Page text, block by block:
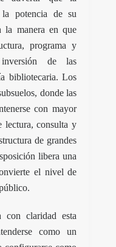
la potencia de su
la manera en que
programa y
de las
bibliotecaria. Los
donde las
con mayor
lectura, consulta y
de grandes
libera una
el nivel de
con claridad esta
como un